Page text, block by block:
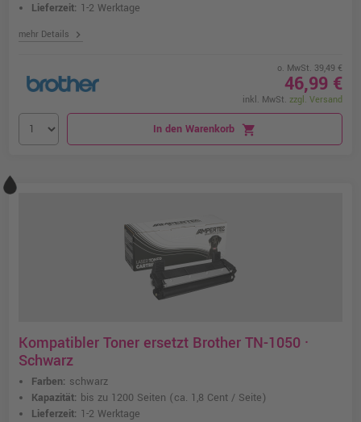
Lieferzeit: 1-2 Werktage
mehr Details chevron_right
o. MwSt. 39,49 €
46,99 €
inkl. MwSt. zzgl. Versand
In den Warenkorb shopping_cart
Kompatibler Toner ersetzt Brother TN-1050 ·
Schwarz
Farben: schwarz
Kapazität: bis zu 1200 Seiten (ca. 1,8 Cent / Seite)
Lieferzeit: 1-2 Werktage